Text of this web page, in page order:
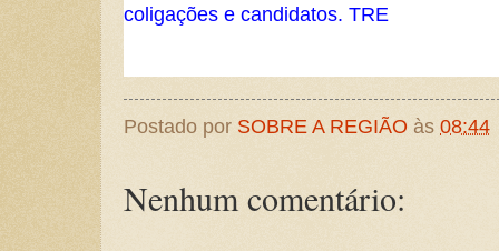
coligações e candidatos. TRE
Postado por SOBRE A REGIÃO às 08:44
Nenhum comentário: